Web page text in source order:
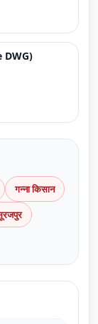
DWG)
गन्ना किसान